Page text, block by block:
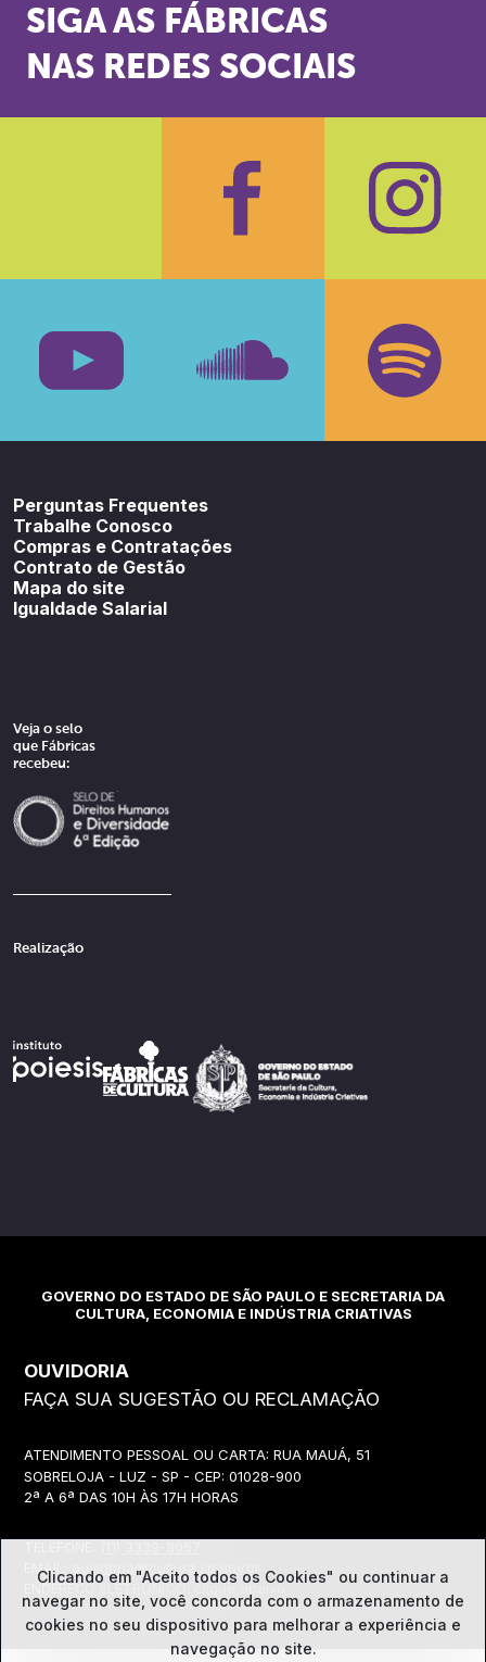
SIGA AS FÁBRICAS
NAS REDES SOCIAIS
Facebook
Perguntas Frequentes
Trabalhe Conosco
Compras e Contratações
Contrato de Gestão
Mapa do site
Igualdade Salarial
Veja o selo
que Fábricas
recebeu:
Realização
GOVERNO DO ESTADO DE SÃO PAULO E SECRETARIA DA
CULTURA, ECONOMIA E INDÚSTRIA CRIATIVAS
OUVIDORIA
FAÇA SUA SUGESTÃO OU RECLAMAÇÃO
ATENDIMENTO PESSOAL OU CARTA: RUA MAUÁ, 51
SOBRELOJA - LUZ - SP - CEP: 01028-900
2ª A 6ª DAS 10H ÀS 17H HORAS
EMAIL:
ouvidoria@cultura.sp.gov.br
ENDEREÇO ELETRÔNICO: clique abaixo
Clicando em "Aceito todos os Cookies" ou continuar a
navegar no site, você concorda com o armazenamento de
cookies no seu dispositivo para melhorar a experiência e
navegação no site.